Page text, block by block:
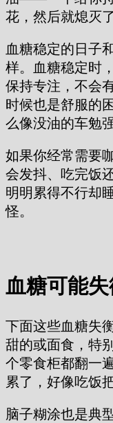
花，然后就熄灭了
血糖稳定的日子
样。血糖稳定时
保持专注，不会
时候也是舒服的
么像没油的车勉
如果你经常需要
会发抖、吃完饭
明明累得不行却
怪。
血糖可能
下面这些血糖失
甜的或面食，特
个零食柜都翻一
累了，好像吃饭
脑子糊涂也是典